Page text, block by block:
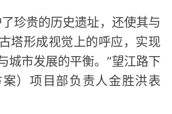
珍贵的历史遗址，还使其与
塔形成视觉上的呼应，实现
城市发展的平衡。”望江路下
）项目部负责人金胜洪表